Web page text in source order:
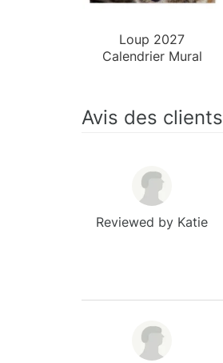
Loup 2027
Calendrier Mural
Avis des clients
Reviewed by Katie